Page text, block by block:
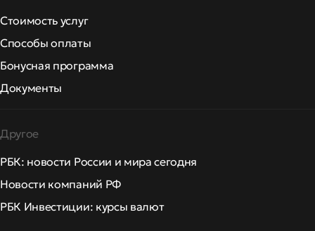
Стоимость услуг
Способы оплаты
Бонусная программа
Документы
Другое
РБК: новости России и мира сегодня
Новости компаний РФ
РБК Инвестиции: курсы валют